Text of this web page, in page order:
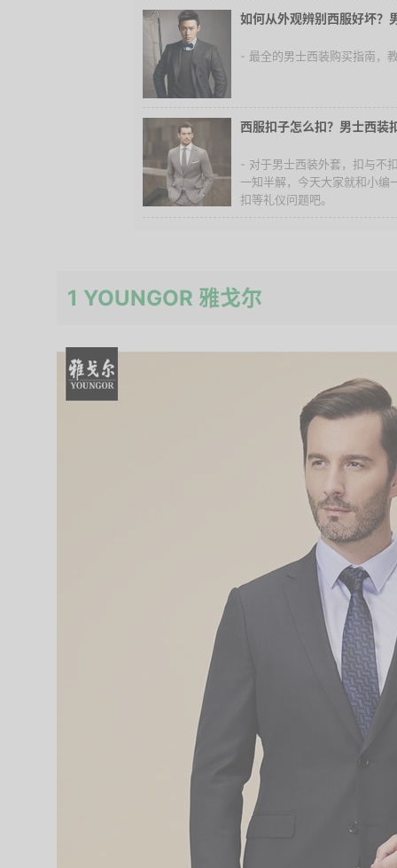
如何从外观辨别西服好坏？
- 最全的男士西装购买指南，
西服扣子怎么扣？男士西装
- 对于男士西装外套，扣与不
一知半解，今天大家就和小编
扣等礼仪问题吧。
1 YOUNGOR 雅戈尔